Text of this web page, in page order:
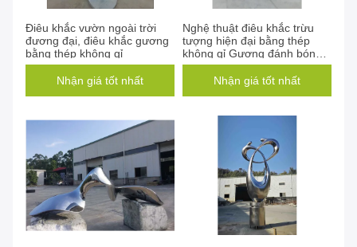
Điêu khắc vườn ngoài trời
đương đại, điêu khắc gương
bằng thép không gỉ
Nhận giá tốt nhất
Nghệ thuật điêu khắc trừu
tượng hiện đại bằng thép
không gỉ Gương đánh bóng
hoàn thiện
Nhận giá tốt nhất